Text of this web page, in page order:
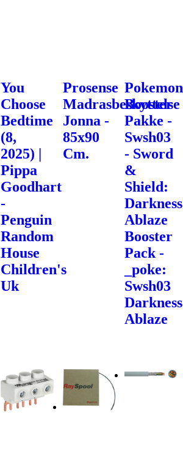
You
Choose
Bedtime
(8,
2025) |
Pippa
Goodhart
-
Penguin
Random
House
Children's
Uk
Prosense
Madrasbeskyttelse
Jonna -
85x90
Cm.
Pokemon
Booster
Pakke -
Swsh03
- Sword
&
Shield:
Darkness
Ablaze
Booster
Pack -
_poke:
Swsh03
Darkness
Ablaze